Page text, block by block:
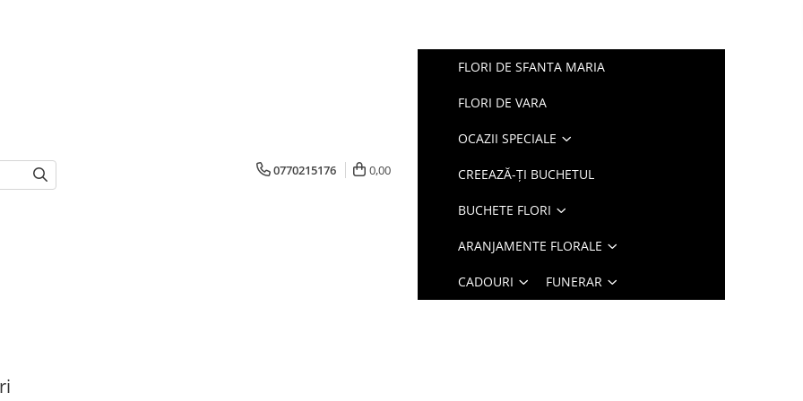
0770215176 0,00
FLORI DE SFANTA MARIA
FLORI DE VARA
OCAZII SPECIALE
CREEAZĂ-ȚI BUCHETUL
BUCHETE FLORI
ARANJAMENTE FLORALE
CADOURI FUNERAR